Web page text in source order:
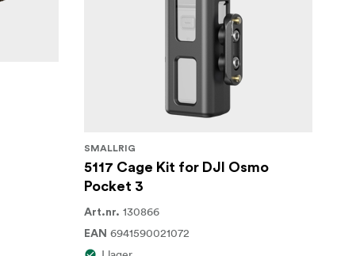
SMALLRIG
5117 Cage Kit for DJI Osmo
Pocket 3
Art.nr. 130866
EAN 6941590021072